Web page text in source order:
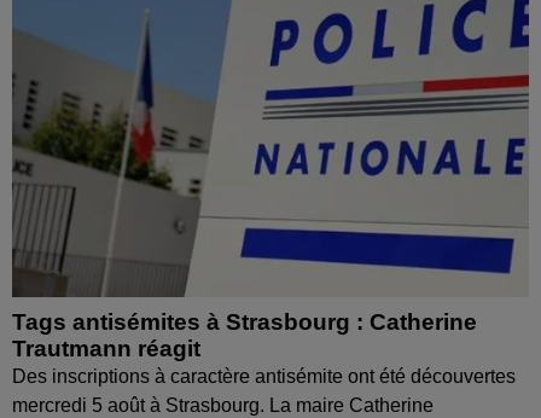
Tags antisémites à Strasbourg : Catherine
Trautmann réagit
Des inscriptions à caractère antisémite ont été découvertes
mercredi 5 août à Strasbourg. La maire Catherine